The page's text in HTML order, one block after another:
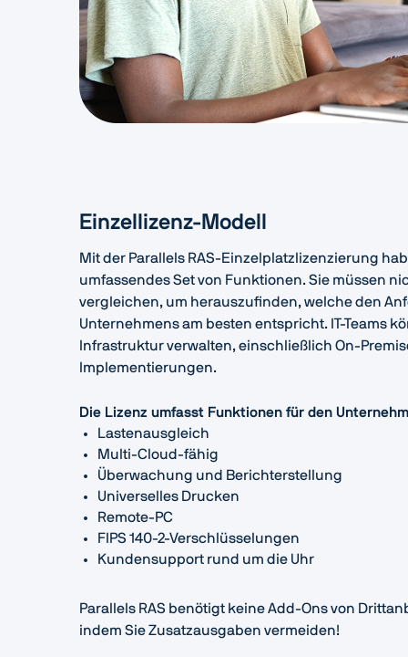
Einzellizenz-Modell
Mit der Parallels RAS-Einzelplatzlizenzierung
umfassendes Set von Funktionen. Sie müssen
vergleichen, um herauszufinden, welche den
Unternehmens am besten entspricht. IT-Teams
Infrastruktur verwalten, einschließlich On-
Implementierungen.
Die Lizenz umfasst Funktionen für den
Lastenausgleich
Multi-Cloud-fähig
Überwachung und Berichterstellung
Universelles Drucken
Remote-PC
FIPS 140-2-Verschlüsselungen
Kundensupport rund um die Uhr
Parallels RAS benötigt keine Add-Ons von
indem Sie Zusatzausgaben vermeiden!